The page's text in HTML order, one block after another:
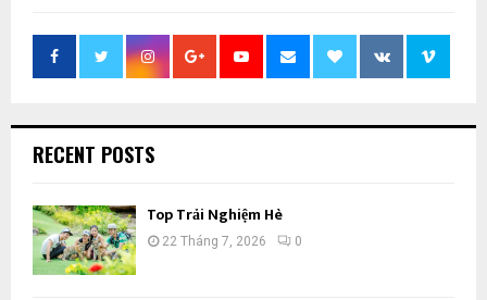
RECENT POSTS
Top Trải Nghiệm Hè
22 Tháng 7, 2026 0